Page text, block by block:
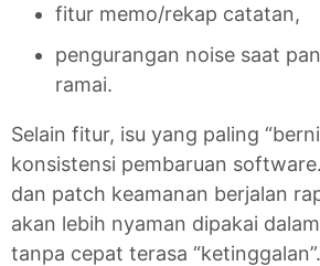
fitur memo/rekap catatan,
pengurangan noise saat
ramai.
Selain fitur, isu yang paling
konsistensi pembaruan
dan patch keamanan berjalan
akan lebih nyaman dipakai
tanpa cepat terasa “ketinggalan”.